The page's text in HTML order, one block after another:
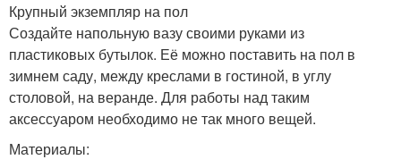
Крупный экземпляр на пол
Создайте напольную вазу своими руками из
пластиковых бутылок. Её можно поставить на пол в
зимнем саду, между креслами в гостиной, в углу
столовой, на веранде. Для работы над таким
аксессуаром необходимо не так много вещей.
Материалы: